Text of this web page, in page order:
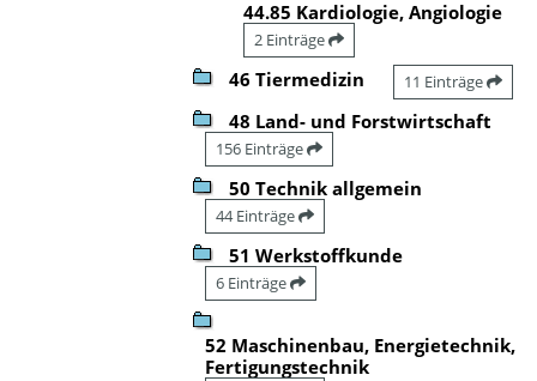
44.85 Kardiologie, Angiologie
2 Einträge
46 Tiermedizin 11 Einträge
48 Land- und Forstwirtschaft
156 Einträge
50 Technik allgemein
44 Einträge
51 Werkstoffkunde
6 Einträge
52 Maschinenbau, Energietechnik,
Fertigungstechnik